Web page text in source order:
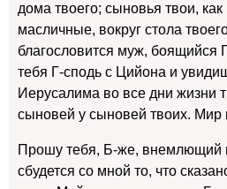
дома твоего; сыновья твои,
масличные, вокруг стола
благословится муж, боящийся
тебя Г-сподь с Цийона и
Иерусалима во все дни жизни
сыновей у сыновей твоих. Мир
Прошу тебя, Б-же, внемлющий
сбудется со мной то, что